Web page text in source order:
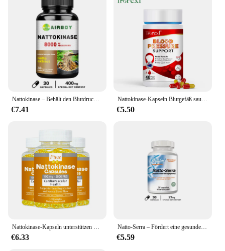
Nattokinase – Behält den Blutdruckabgleich, unterstützt die Herz-Kreislauf-Gesundheit
€7.41
Nattokinase-Kapseln Blutgefäß sauber auflösen Blut gerinnsel senken den Druck verhindern Arter io sklerose verbessern die Gefäß gesundheit
€5.50
Nattokinase-Kapseln unterstützen den Abbau von Fibrin und die Herz gesundheit, den Kreislauf und den normalen Blutfluss
€6.33
Natto-Serra – Fördert eine gesunde Immunreaktion und unterstützt eine gesunde Zirkulation
€5.59